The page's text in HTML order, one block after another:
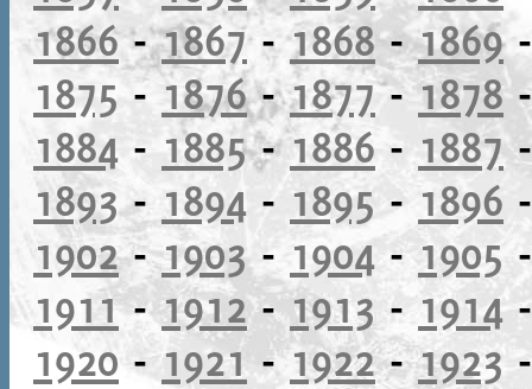
1866-1867-1868-1869
1875 -1876-1877-1878
1884 - 1885-1886- 1887
1893- 1894 - 1895 - 1896
1902-1903-1904-1905
1911-1912-1913 -1914
1920 - 1921-1922-1923